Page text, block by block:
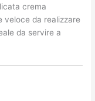
crema
veloce da realizzare
da servire a